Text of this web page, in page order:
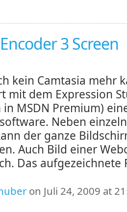
3 Screen
kein Camtasia mehr
mit dem Expression
MSDN Premium)
Neben
der ganze
Auch Bild einer
Das aufgezeichnete
on Juli 24, 2009 at